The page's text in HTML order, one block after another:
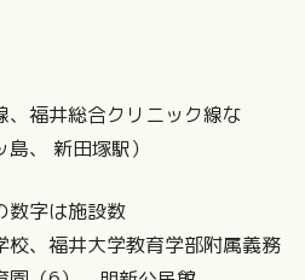
福井総合クリニック線な
、 新田塚駅）
字は施設数
、福井大学教育学部附属義務